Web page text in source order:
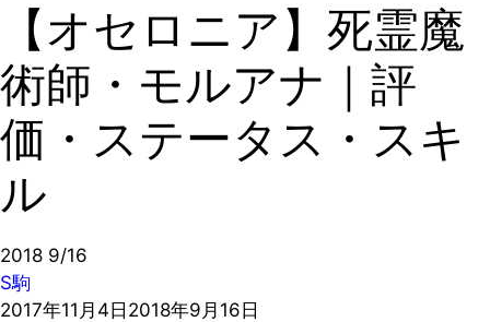
【オセロニア】死霊魔
術師・モルアナ｜評
価・ステータス・スキ
ル
2018 9/16
S駒
2017年11月4日 2018年9月16日